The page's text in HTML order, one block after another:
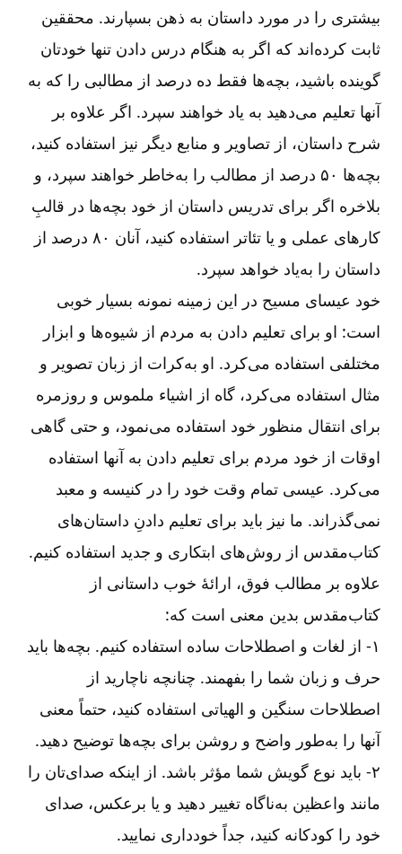
بیشتری را در مورد داستان به ذهن‌ بسپارند. محققین
ثابت کرده‌اند که اگر به هنگام درس دادن تنها خودتان
گوینده باشید، بچه‌ها فقط ده درصد از مطالبی را که به
آنها تعلیم می‌دهید به یاد خواهند سپرد. اگر علاوه بر
شرح داستان، از تصاویر و منابع دیگر نیز استفاده کنید،
بچه‌ها ۵۰ درصد از مطالب را به‌خاطر خواهند ‌سپرد، و
بلاخره اگر برای تدریس داستان از خود بچه‌ها در قالبِ
کارهای عملی و یا تئاتر استفاده کنید، آنان ۸۰ درصد از
داستان را به‌یاد خواهد سپرد.
خود عیسای مسیح در این زمینه نمونه بسیار خوبی
است: او برای تعلیم دادن به مردم از شیوه‌ها و ابزار
مختلفی استفاده می‌کرد. او به‌کرات از زبان تصویر و
مثال استفاده می‌کرد، گاه از اشیاء ملموس و روزمره
برای انتقال منظور خود استفاده می‌نمود، و حتی گاهی
اوقات از خود مردم برای تعلیم دادن به آنها استفاده
می‌کرد. عیسی تمام وقت خود را در کنیسه و معبد
نمی‌گذراند. ما نیز باید برای تعلیم دادنِ داستان‌های
کتاب‌مقدس از روش‌های ابتکاری و جدید استفاده کنیم.
علاوه بر مطالب فوق، ارائۀ خوب داستانی از
کتاب‌مقدس بدین معنی است که:
۱-‏‏‏‏ از لغات و اصطلاحات ساده استفاده کنیم. بچه‌ها باید
حرف و زبان شما را بفهمند. چنانچه ‌ناچارید از
اصطلاحات سنگین و الهیاتی استفاده کنید، حتماً معنی
آنها را به‌طور واضح و روشن برای بچه‌ها توضیح دهید.
۲-‏‏‏‏ باید نوع گویش شما مؤثر باشد. از اینکه صدای‌تان را
مانند واعظین به‌ناگاه تغییر دهید و یا برعکس، صدای
خود را کودکانه کنید، جداً خودداری نمایید.